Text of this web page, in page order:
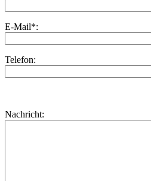
E-Mail*:
Telefon:
dieses
lasse
Nachricht: